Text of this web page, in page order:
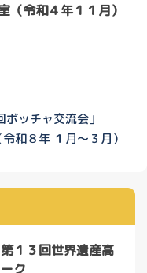
（令和４年１１月）
ッチャ交流会」
和８年 １月～３月）
１３回世界遺産高
ク